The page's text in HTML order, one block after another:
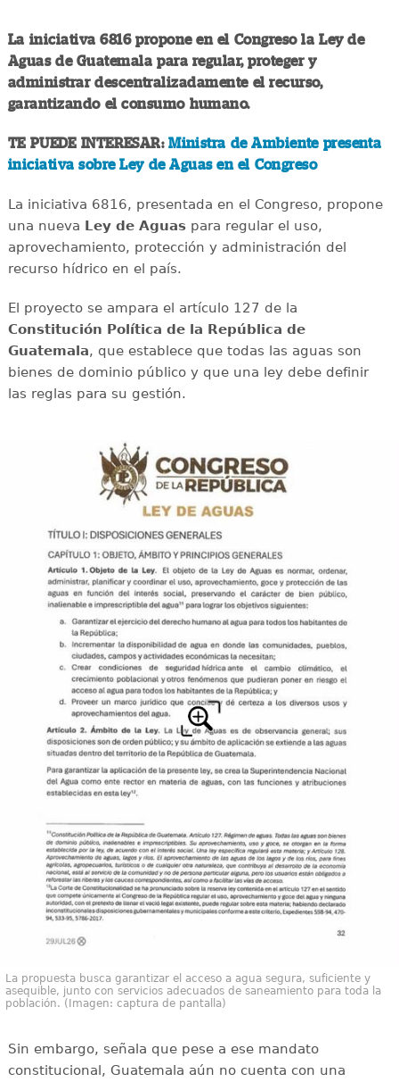
La iniciativa 6816 propone en el Congreso la Ley de
Aguas de Guatemala para regular, proteger y
administrar descentralizadamente el recurso,
garantizando el consumo humano.
TE PUEDE INTERESAR:Ministra de Ambiente presenta
iniciativa sobre Ley de Aguas en el Congreso
La iniciativa 6816, presentada en el Congreso, propone
una nueva Ley de Aguaspara regular el uso,
aprovechamiento, protección y administración del
recurso hídrico en el país.
El proyecto se ampara el artículo 127 de la
Constitución Política de la República de
Guatemala, que establece que todas las aguas son
bienes de dominio público y que una ley debe definir
las reglas para su gestión.
La propuesta busca garantizar el acceso a agua segura, suficiente y
asequible, junto con servicios adecuados de saneamiento para toda la
población. (Imagen: captura de pantalla)
Sin embargo, señala que pese a ese mandato
constitucional, Guatemala aún no cuenta con una